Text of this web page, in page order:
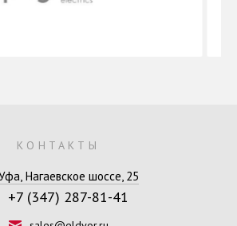
КОНТАКТЫ
Нагаевское шоссе, 25
+7 (347) 287-81-41